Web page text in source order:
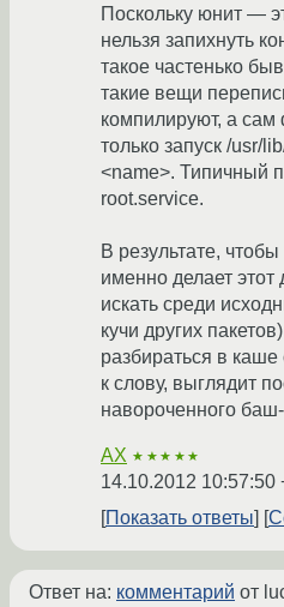
Поскольку юнит —
нельзя запихнуть
такое частенько
такие вещи
компилируют, а
только запуск /usr/
<name>. Типичный
root.service.
В результате, чтобы
именно делает
искать среди
кучи других
разбираться в
к слову, выглядит
навороченного
AX ★★★★★
14.10.2012 10:57:50
Показать ответы
Ответ на: комментарий от